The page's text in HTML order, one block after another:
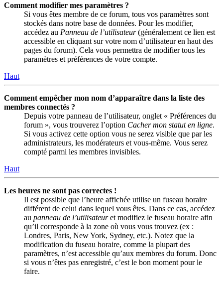
Comment modifier mes paramètres ?
Si vous êtes membre de ce forum, tous vos paramètres sont
stockés dans notre base de données. Pour les modifier,
accédez au Panneau de l’utilisateur(généralement ce lien est
accessible en cliquant sur votre nom d’utilisateur en haut des
pages du forum). Cela vous permettra de modifier tous les
paramètres et préférences de votre compte.
Haut
Comment empêcher mon nom d’apparaître dans la liste des
membres connectés ?
Depuis votre panneau de l’utilisateur, onglet « Préférences du
forum », vous trouverez l’option Cacher mon statut en ligne.
Si vous activez cette option vous ne serez visible que par les
administrateurs, les modérateurs et vous-même. Vous serez
compté parmi les membres invisibles.
Haut
Les heures ne sont pas correctes !
Il est possible que l’heure affichée utilise un fuseau horaire
différent de celui dans lequel vous êtes. Dans ce cas, accédez
au panneau de l’utilisateuret modifiez le fuseau horaire afin
qu’il corresponde à la zone où vous vous trouvez (ex :
Londres, Paris, New York, Sydney, etc.). Notez que la
modification du fuseau horaire, comme la plupart des
paramètres, n’est accessible qu’aux membres du forum. Donc
si vous n’êtes pas enregistré, c’est le bon moment pour le
faire.